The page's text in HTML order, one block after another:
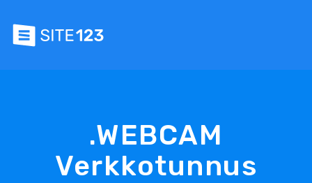
.WEBCAM
Verkkotunnus